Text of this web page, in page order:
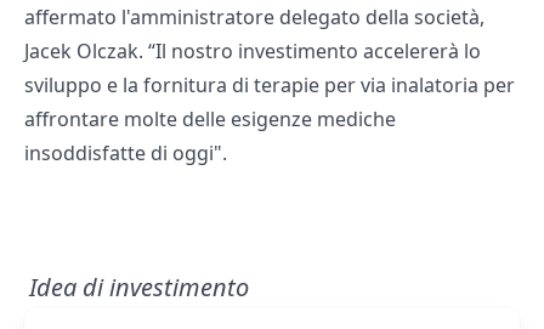
affermato l'amministratore delegato della società,
Jacek Olczak. “Il nostro investimento accelererà lo
sviluppo e la fornitura di terapie per via inalatoria per
affrontare molte delle esigenze mediche
insoddisfatte di oggi".
Idea di investimento